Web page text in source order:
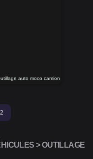
auto moco camion
> OUTILLAGE